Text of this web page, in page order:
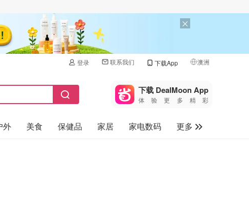
登录 联系我们 下载App 澳洲
🇺🇸
🇨🇳 中国
🇨🇦加拿大
下载 DealMoon App
体验更多精彩
外 美食 保健品 家居 家电数码
更多